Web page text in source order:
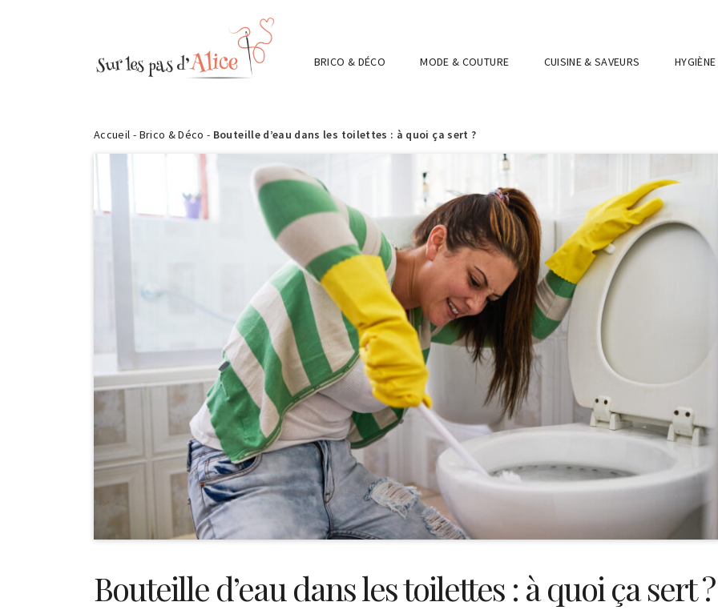
BRICO & DÉCO MODE & COUTURE CUISINE & SAVEURS
Accueil - Brico & Déco - Bouteille d’eau dans les toilettes : à quoi ça sert ?
Bouteille d’eau dans les toilettes : à quoi ça sert ?